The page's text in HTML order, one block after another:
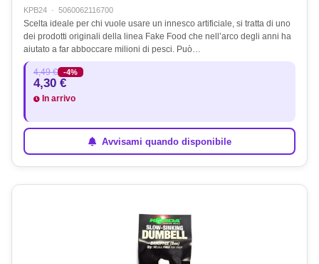
KPB24 · 5060062116700
Scelta ideale per chi vuole usare un innesco artificiale, si tratta di uno
dei prodotti originali della linea Fake Food che nell’arco degli anni ha
aiutato a far abboccare milioni di pesci. Può…
4,49 € -4%
4,30 €
In arrivo
Avvisami quando disponibile